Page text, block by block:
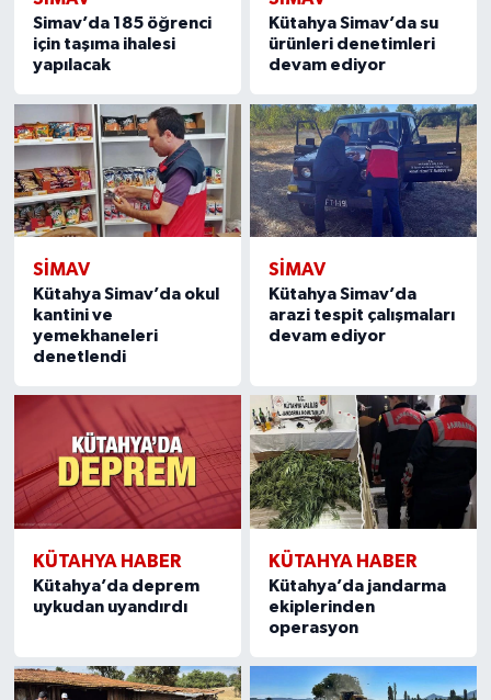
Simav’da 185 öğrenci
için taşıma ihalesi
yapılacak
Kütahya Simav’da su
ürünleri denetimleri
devam ediyor
SIMAV
Kütahya Simav’da okul
kantini ve
yemekhaneleri
denetlendi
SIMAV
Kütahya Simav’da
arazi tespit çalışmaları
devam ediyor
KÜTAHYA HABER
Kütahya’da deprem
uykudan uyandırdı
KÜTAHYA HABER
Kütahya’da jandarma
ekiplerinden
operasyon